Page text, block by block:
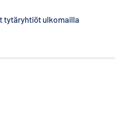
tytäryhtiöt ulkomailla